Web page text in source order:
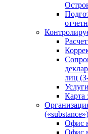
лиц
Карта
(«substance»)
Офис
Офис